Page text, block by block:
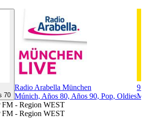
70
Radio Arabella München
Múnich, Años 80, Años 90, Pop, Oldies
FM - Region WEST
FM - Region WEST